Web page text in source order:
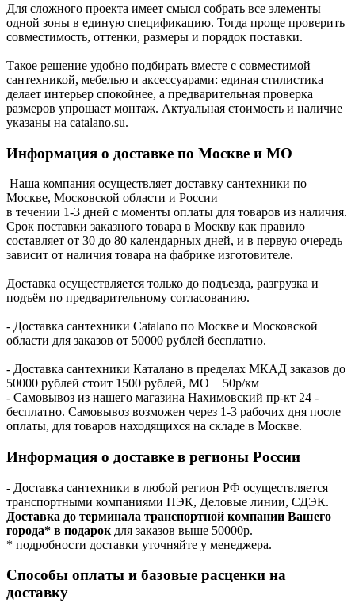
Для сложного проекта имеет смысл собрать все элементы
одной зоны в единую спецификацию. Тогда проще проверить
совместимость, оттенки, размеры и порядок поставки.
Такое решение удобно подбирать вместе с совместимой
сантехникой, мебелью и аксессуарами: единая стилистика
делает интерьер спокойнее, а предварительная проверка
размеров упрощает монтаж. Актуальная стоимость и наличие
указаны на catalano.su.
Информация о доставке по Москве и МО
Наша компания осуществляет доставку сантехники по
Москве, Московской области и России
в течении 1-3 дней с моменты оплаты для товаров из наличия.
Срок поставки заказного товара в Москву как правило
составляет от 30 до 80 календарных дней, и в первую очередь
зависит от наличия товара на фабрике изготовителе.
Доставка осуществляется только до подъезда, разгрузка и
подъём по предварительному согласованию.
- Доставка сантехники Catalano по Москве и Московской
области для заказов от 50000 рублей бесплатно.
- Доставка сантехники Каталано в пределах МКАД заказов до
50000 рублей стоит 1500 рублей, МО + 50р/км
- Самовывоз из нашего магазина Нахимовский пр-кт 24 -
бесплатно. Самовывоз возможен через 1-3 рабочих дня после
оплаты, для товаров находящихся на складе в Москве.
Информация о доставке в регионы России
- Доставка сантехники в любой регион РФ осуществляется
транспортными компаниями ПЭК, Деловые линии, СДЭК.
Доставка до терминала транспортной компании Вашего
города* в подарок для заказов выше 50000р.
* подробности доставки уточняйте у менеджера.
Способы оплаты и базовые расценки на
доставку